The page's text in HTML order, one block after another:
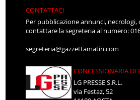
CONTATTACI
Per pubblicazione annunci,
contattare la segreteria al numero:
segreteria@gazzettamatin.com
CONCESSIONARIA DI
LG PRESSE S.R.L.
via Festaz, 52